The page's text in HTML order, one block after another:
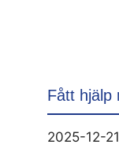
Fått hjälp
2025-12-